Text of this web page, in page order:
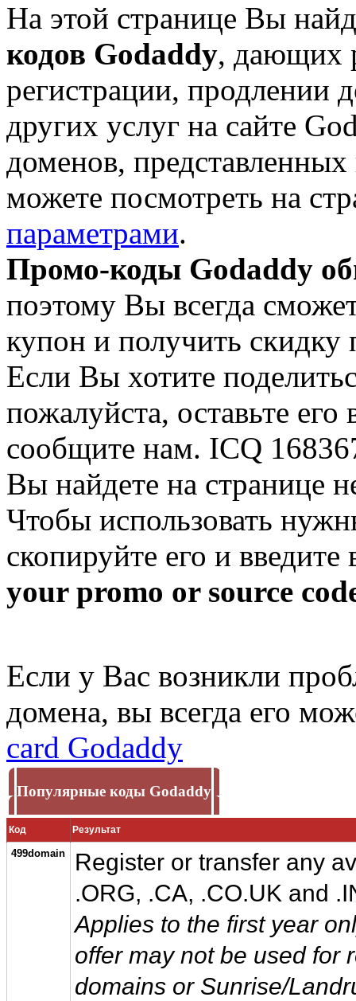
На этой странице Вы
кодов Godaddy, дающих
регистрации, продлении
других услуг на сайте
доменов,
можете посмотреть на
параметрами.
Промо-коды Godaddy
поэтому Вы всегда
купон и получить скидку
Если Вы хотите
пожалуйста, оставьте
сообщите нам. ICQ
Вы найдете на странице
Чтобы использовать
скопируйте его и
your promo or source
Если у Вас возникли
домена, вы всегда его
card Godaddy
Популярные коды Godaddy
Код Результат
499domain
Register or transfer any
.ORG, .CA, .CO.UK and
Applies to the first year
offer may not be used for
domains or Sunrise/